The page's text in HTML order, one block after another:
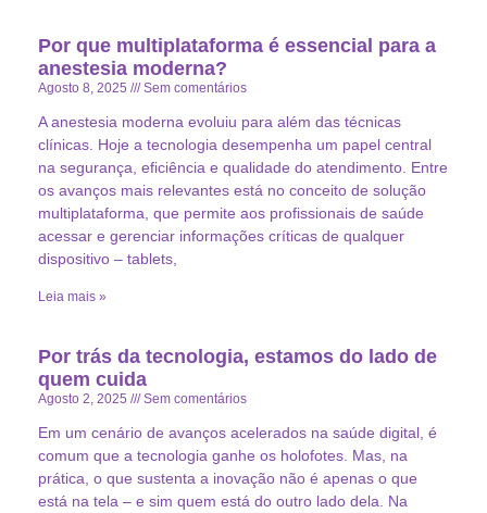
Por que multiplataforma é essencial para a
anestesia moderna?
Agosto 8, 2025 Sem comentários
A anestesia moderna evoluiu para além das técnicas
clínicas. Hoje a tecnologia desempenha um papel central
na segurança, eficiência e qualidade do atendimento. Entre
os avanços mais relevantes está no conceito de solução
multiplataforma, que permite aos profissionais de saúde
acessar e gerenciar informações críticas de qualquer
dispositivo – tablets,
Leia mais »
Por trás da tecnologia, estamos do lado de
quem cuida
Agosto 2, 2025 Sem comentários
Em um cenário de avanços acelerados na saúde digital, é
comum que a tecnologia ganhe os holofotes. Mas, na
prática, o que sustenta a inovação não é apenas o que
está na tela – e sim quem está do outro lado dela. Na